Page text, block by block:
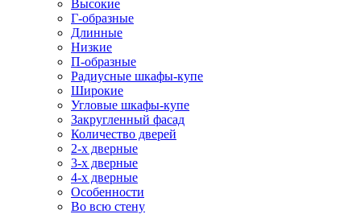
Высокие
Г-образные
Длинные
Низкие
П-образные
Радиусные шкафы-купе
Широкие
Угловые шкафы-купе
Закругленный фасад
Количество дверей
2-х дверные
3-х дверные
4-х дверные
Особенности
Во всю стену